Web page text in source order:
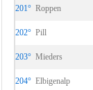
201° Roppen
202° Pill
203° Mieders
204° Elbigenalp